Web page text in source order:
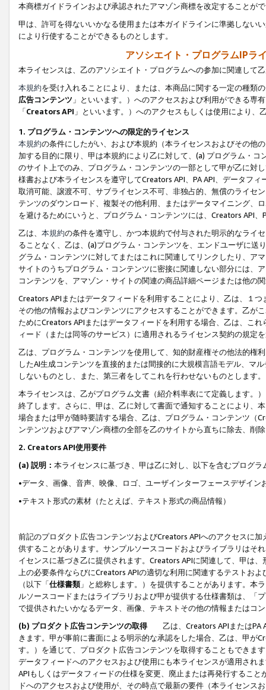
本商標ガイドラインおよび承認されたアマゾン商標を改定することが
甲は、許可を得ないいかなる使用または本ガイドラインに準拠しない
により行使することができるものとします。
アソシエイト・プログラムIPラ
本ライセンスは、乙のアソシエイト・プログラムへの参加に関連して
本規約を受け入れることにより、または、本商品に関する一定の種類
広告コンテンツ 」といいます。）へのアクセスおよび利用ができる専
「Creators API 」といいます。）へのアクセスもしくは使用により
1. プログラム・コンテンツへの限定的ライセンス
本規約の条件にしたがい、および本規約（本ライセンスおよびその他
加する目的に限り、甲は本規約により乙に対して、(a) プログラム・
のサイト上でのみ、プログラム・コンテンツの一部として甲が乙に対
様書および本ライセンスを遵守してCreators API、PA API、データフ
取消可能、譲渡不可、サブライセンス不可、非独占的、無償のライセ
テンツのダウンロード、複製その他利用、またはデータマイニング、
を避けるためにいうと、プログラム・コンテンツには、Creators API
乙は、 本規約の条件を遵守し、かつ本規約で付与された明示的なライ
ることなく、乙は、(a)プログラム・コンテンツを、エンドユーザに
グラム・コンテンツに対してまたはこれに関連してリンクしたり、ア
サイトのうちプログラム・コンテンツに密接に関連しない部分には、
コンテンツを、アマゾン・サイトの関連の商品詳細ページまたは他の
Creators APIまたはデータフィードを利用することにより、乙は、１
その他の情報およびコンテンツにアクセスすることができます。乙が
ためにCreators APIまたはデータフィードを利用する場合、乙は、こ
ィード（または同等のサービス）に適用されるライセンス契約の規定
乙は、プログラム・コンテンツを使用して、知的財産権その他法的権
したAI生成コンテンツを直接的または間接的に大規模言語モデル、マ
しないものとし、また、第三者をしてこれを行わせないものとします。
本ライセンスは、乙がプログラム文書（紹介料率表にて定義します。
終了します。さらに、甲は、乙に対して書面で通知することにより、
場合または甲が随時要請する場合、乙は、プログラム・コンテンツ（
ンテンツおよびアマゾン商標の全部を乙のサイトから直ちに除去、削
2. Creators API使用要件
(a) 説明： 本ライセンスに基づき、甲は乙に対し、以下を含むプログ
•データ、画像、音声、映像、ロゴ、ユーザインターフェースデザイ
•テキスト形式の素材（たとえば、テキスト形式の商品情報）
前記のプロダクト広告コンテンツおよびCreators APIへのアクセスに
供することがあります。サンプルソースコードおよびライブラリはそ
イセンスに基づき乙に提供されます。Creators APIに関連して、甲は
上の必要条件ならびにCreators APIの適切な利用に関連するテストお
（以下「仕様書類」と総称します。）を提供することがあります。本
ルソースコードまたはライブラリおよび甲が提供する仕様書類は、「
で提供されたいかなるデータ、画像、テキストその他の情報またはコ
(b) プロダクト広告コンテンツの取得
乙は、Creators APIまたはPA
きます。甲が事前に書面による明示的な承認をした場合、乙は、甲が
す。）を通じて、プロダクト広告コンテンツを取得することもできま
データフィードへのアクセスおよび使用にも本ライセンスが適用され
APIもしくはデータフィードの仕様を変更、廃止または再発行するこ
ドへのアクセスおよび使用が、その時点で最新の要件（本ライセン